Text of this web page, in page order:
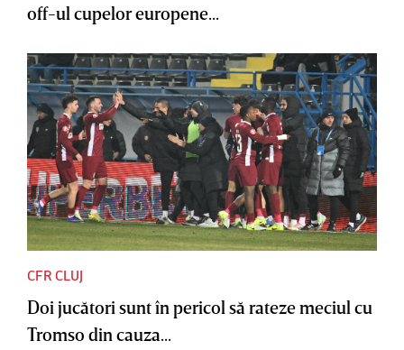
off-ul cupelor europene...
CFR CLUJ
Doi jucători sunt în pericol să rateze meciul cu
Tromso din cauza...